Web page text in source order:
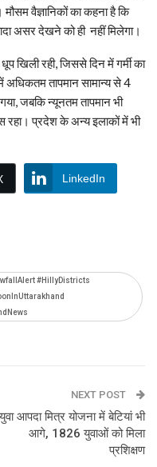
वैज्ञानिकों का कहना है कि
असर देखने को ही नहीं मिलेगा।
खिली रही, जिससे दिन में गर्मी का
तापमान सामान्य से 4
जबकि न्यूनतम तापमान भी
रहा। प्रदेश के अन्य इलाकों में भी
LinkedIn
#HillyDistricts
NEXT POST
युवा आपदा मित्र योजना में बेटियां भी
आगे, 1826 युवाओं को मिला
प्रशिक्षण